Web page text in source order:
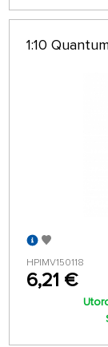
1:10
HPIMV150118
6,21 €